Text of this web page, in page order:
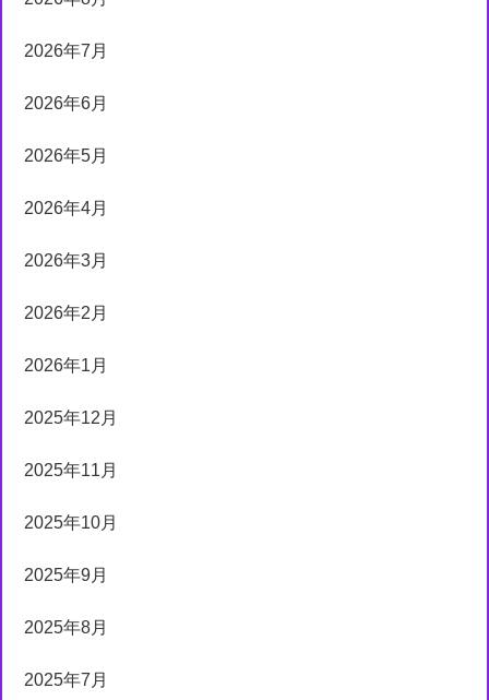
2026年7月
2026年6月
2026年5月
2026年4月
2026年3月
2026年2月
2026年1月
2025年12月
2025年11月
2025年10月
2025年9月
2025年8月
2025年7月